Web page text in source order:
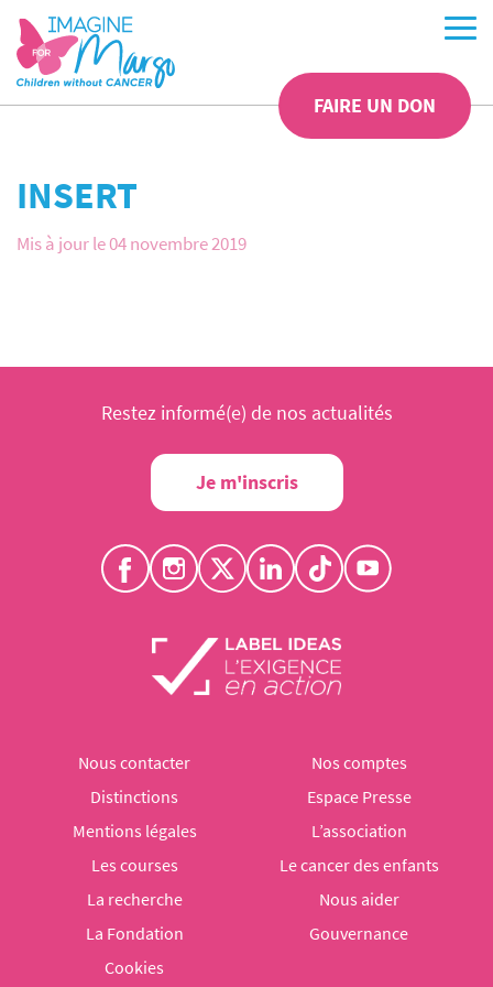
FAIRE UN DON
INSERT
Mis à jour le 04 novembre 2019
Restez informé(e) de nos actualités
Je m'inscris
Nous contacter
Nos comptes
Distinctions
Espace Presse
Mentions légales
L’association
Les courses
Le cancer des enfants
La recherche
Nous aider
La Fondation
Gouvernance
Cookies